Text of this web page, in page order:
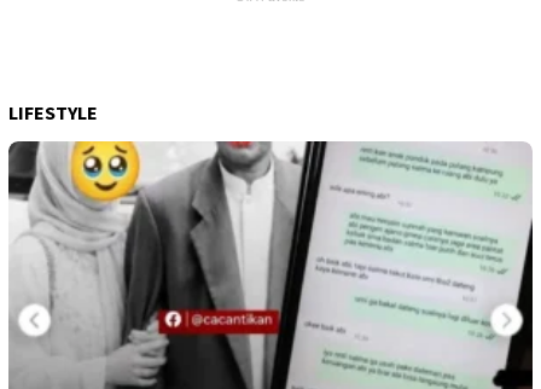
LIFESTYLE